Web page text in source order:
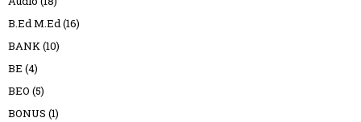
B.Ed M.Ed(16)
BANK(10)
BE (4)
BEO (5)
BONUS (1)